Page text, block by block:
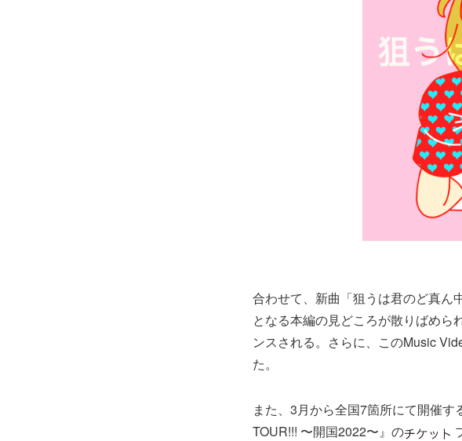
合わせて、新曲「狙うは君のど真ん
となる本編の見どころが散りばめら
ンスされる。さらに、このMusic
た。
また、3月から全国7箇所にて開催
TOUR!!! 〜開国2022〜』の